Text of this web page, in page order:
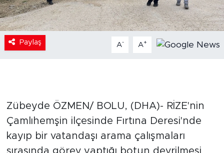
Paylaş A- A+
Zübeyde ÖZMEN/ BOLU, (DHA)- RİZE'nin
Çamlıhemşin ilçesinde Fırtına Deresi'nde
kayıp bir vatandaşı arama çalışmaları